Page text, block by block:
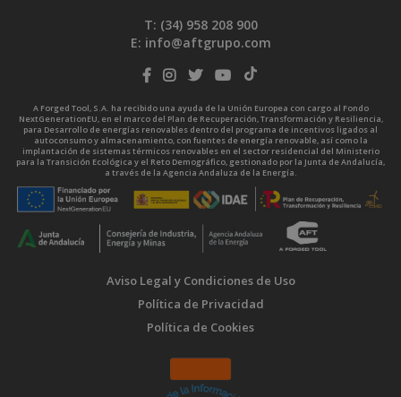
T: (34) 958 208 900
E: info@aftgrupo.com
A Forged Tool, S.A. ha recibido una ayuda de la Unión Europea con cargo al Fondo
NextGenerationEU, en el marco del Plan de Recuperación, Transformación y Resiliencia,
para Desarrollo de energías renovables dentro del programa de incentivos ligados al
autoconsumo y almacenamiento, con fuentes de energía renovable, así como la
implantación de sistemas térmicos renovables en el sector residencial del Ministerio
para la Transición Ecológica y el Reto Demográfico, gestionado por la Junta de Andalucía,
a través de la Agencia Andaluza de la Energía.
Aviso Legal y Condiciones de Uso
Política de Privacidad
Política de Cookies